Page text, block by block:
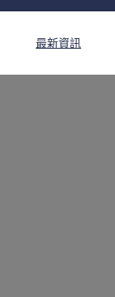
最新資訊